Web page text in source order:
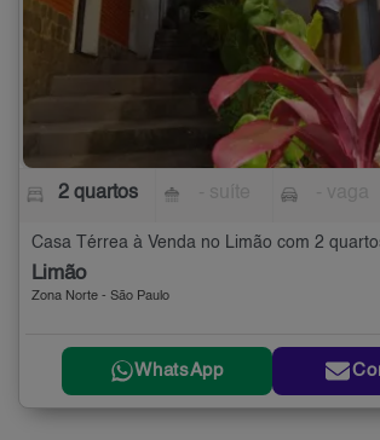
2 quartos
Casa Térrea à Venda no Limão com 2
Limão
Zona Norte - São Paulo
WhatsApp